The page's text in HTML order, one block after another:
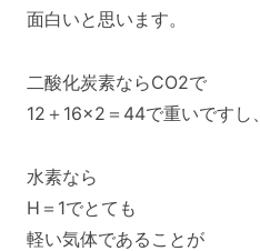
面白いと思います。
二酸化炭素ならCO2で
12＋16×2＝44で重いですし、
水素なら
H＝1でとても
軽い気体であることが